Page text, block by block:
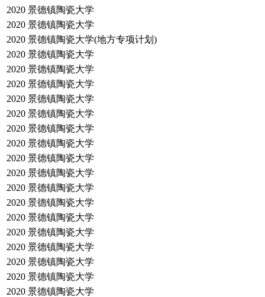
2020 景德镇陶瓷大学
2020 景德镇陶瓷大学
2020 景德镇陶瓷大学(地方专项计划)
2020 景德镇陶瓷大学
2020 景德镇陶瓷大学
2020 景德镇陶瓷大学
2020 景德镇陶瓷大学
2020 景德镇陶瓷大学
2020 景德镇陶瓷大学
2020 景德镇陶瓷大学
2020 景德镇陶瓷大学
2020 景德镇陶瓷大学
2020 景德镇陶瓷大学
2020 景德镇陶瓷大学
2020 景德镇陶瓷大学
2020 景德镇陶瓷大学
2020 景德镇陶瓷大学
2020 景德镇陶瓷大学
2020 景德镇陶瓷大学
2020 景德镇陶瓷大学